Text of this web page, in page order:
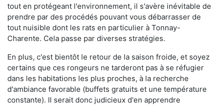
tout en protégeant l'environnement, il s'avère inévitable de
prendre par des procédés pouvant vous débarrasser de
tout nuisible dont les rats en particulier à Tonnay-
Charente. Cela passe par diverses stratégies.
En plus, c'est bientôt le retour de la saison froide, et soyez
certains que ces rongeurs ne tarderont pas à se réfugier
dans les habitations les plus proches, à la recherche
d'ambiance favorable (buffets gratuits et une température
constante). Il serait donc judicieux d'en apprendre